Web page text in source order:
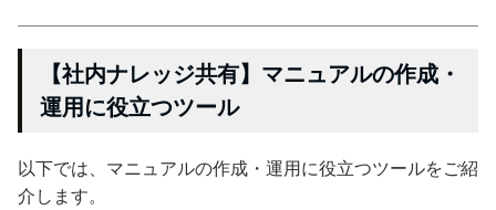
【社内ナレッジ共有】マニュアルの作成・
運用に役立つツール
以下では、マニュアルの作成・運用に役立つツールをご紹
介します。